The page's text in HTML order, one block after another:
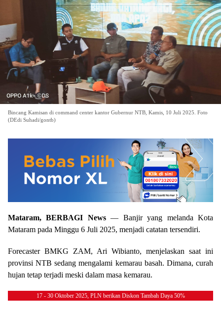
Bincang Kamisan di command center kantor Gubernur NTB, Kamis, 10 Juli 2025. Foto
(DEdi Suhadi/gontb)
Mataram, BERBAGI News— Banjir yang melanda Kota
Mataram pada Minggu 6 Juli 2025, menjadi catatan tersendiri.
Forecaster BMKG ZAM, Ari Wibianto, menjelaskan saat ini
provinsi NTB sedang mengalami kemarau basah. Dimana, curah
hujan tetap terjadi meski dalam masa kemarau.
17 - 30 Oktober 2025, PLN berikan Diskon Tambah Daya 50%